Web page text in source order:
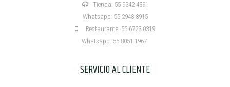
Tienda: 55 9342 4391
Whatsapp: 55 2948 8915
Restaurante: 55 6723 0319
Whatsapp: 55 8051 1967
SERVICIO AL CLIENTE